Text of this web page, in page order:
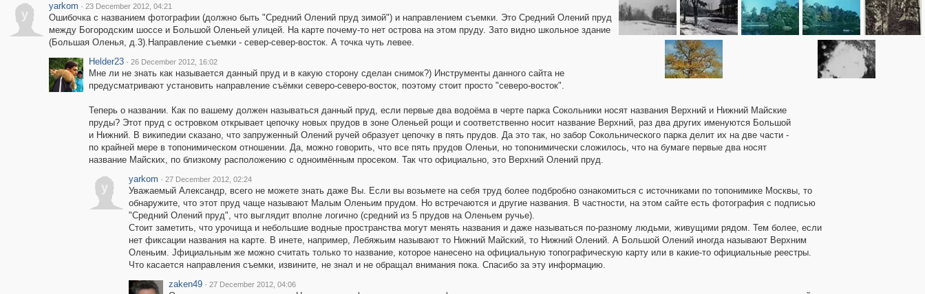
y
yarkom · 23 December 2012, 04:21
Ошибочка с названием фотографии (должно быть "Средний Олений пруд зимой") и направлением съемки. Это Средний Олений пруд
между Богородским шоссе и Большой Оленьей улицей. На карте почему-то нет острова на этом пруду. Зато видно школьное здание
(Большая Оленья, д.3).Направление съемки - север-север-восток. А точка чуть левее.
Helder23 · 26 December 2012, 16:02
Мне ли не знать как называется данный пруд и в какую сторону сделан снимок?) Инструменты данного сайта не
предусматривают установить направление съёмки северо-северо-восток, поэтому стоит просто "северо-восток".
Теперь о названии. Как по вашему должен называться данный пруд, если первые два водоёма в черте парка Сокольники носят названия Верхний и Нижний Майские
пруды? Этот пруд с островком открывает цепочку новых прудов в зоне Оленьей рощи и соответственно носит название Верхний, раз два других именуются Большой
и Нижний. В википедии сказано, что запруженный Олений ручей образует цепочку в пять прудов. Да это так, но забор Сокольнического парка делит их на две части -
по крайней мере в топонимическом отношении. Да, можно говорить, что все пять прудов Оленьи, но топонимически сложилось, что на бумаге первые два носят
название Майских, по близкому расположению с одноимённым просеком. Так что официально, это Верхний Олений пруд.
y
yarkom · 27 December 2012, 02:24
Уважаемый Александр, всего не можете знать даже Вы. Если вы возьмете на себя труд более подбробно ознакомиться с источниками по топонимике Москвы, то
обнаружите, что этот пруд чаще называют Малым Оленьим прудом. Но встречаются и другие названия. В частности, на этом сайте есть фотография с подписью
"Средний Олений пруд", что выглядит вполне логично (средний из 5 прудов на Оленьем ручье).
Стоит заметить, что урочища и небольшие водные пространства могут менять названия и даже называться по-разному людьми, живущими рядом. Тем более, если
нет фиксации названия на карте. В инете, например, Лебяжьим называют то Нижний Майский, то Нижний Олений. А Большой Олений иногда называют Верхним
Оленьим. Jфициальным же можно считать только то название, которое нанесено на официальную топографическую карту или в какие-то официальные реестры.
Что касается направления съемки, извините, не знал и не обращал внимания пока. Спасибо за эту информацию.
zaken49 · 27 December 2012, 04:06